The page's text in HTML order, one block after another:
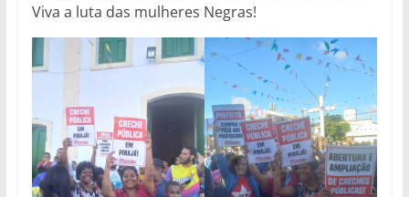
Viva a luta das mulheres Negras!